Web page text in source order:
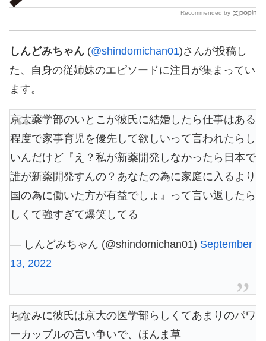
Recommended by
しんどみちゃん (@shindomichan01)さんが投稿し
た、自身の従姉妹のエピソードに注目が集まってい
ます。
京大薬学部のいとこが彼氏に結婚したら仕事はある
程度で家事育児を優先して欲しいって言われたらし
いんだけど『え？私が新薬開発しなかったら日本で
誰が新薬開発すんの？あなたの為に家庭に入るより
国の為に働いた方が有益でしょ』って言い返したら
しくて強すぎて爆笑してる
— しんどみちゃん (@shindomichan01) September
13, 2022
ちなみに彼氏は京大の医学部らしくてあまりのパワ
ーカップルの言い争いで、ほんま草